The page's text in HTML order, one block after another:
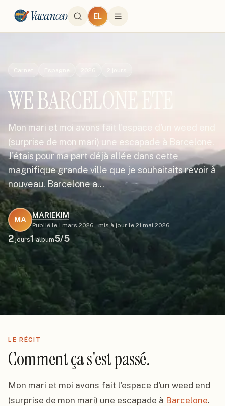
Vacanceo EL
Carnet
WE BARCELONE ETE
Mon mari et moi avons fait l'espace d'un weed end
(surprise de mon mari) une escapade à Barcelone.
J'étais pour ma part déjà allée dans cette
magnifique grande ville que je souhaitaits revoir à
nouveau. Barcelone a…
MA
MARIEKIM
Publié le 1 mars 2026 ·mis à jour le 21 mai 2026
2 jours1album5/5
LE RÉCIT
Comment ça s'est passé.
Mon mari et moi avons fait l'espace d'un weed end
(surprise de mon mari) une escapade à Barcelone.